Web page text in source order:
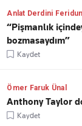
Anlat Derdini
“Pişmanlık
bozmasaydım”
Kaydet
Ömer Faruk Ünal
Anthony Taylor
Kaydet